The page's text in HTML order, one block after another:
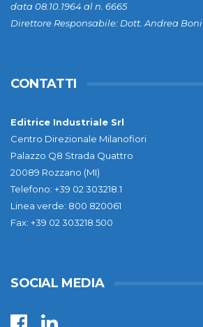
data 08.10.1964 al n. 6665
Direttore Responsabile: Dott. Andrea Boni
CONTATTI
Editrice Industriale Srl
Centro Direzionale Milanofiori
Palazzo Q8 Strada Quattro
20089 Rozzano (MI)
Telefono: +39 02 303218.1
Linea verde: 800 820061
Fax: +39 02 303218.500
SOCIAL MEDIA